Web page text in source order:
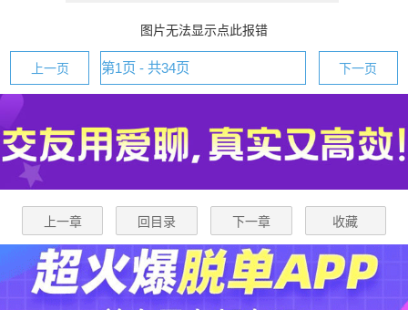
图片无法显示点此报错
上一页 下一页
上一章 回目录 下一章 收藏